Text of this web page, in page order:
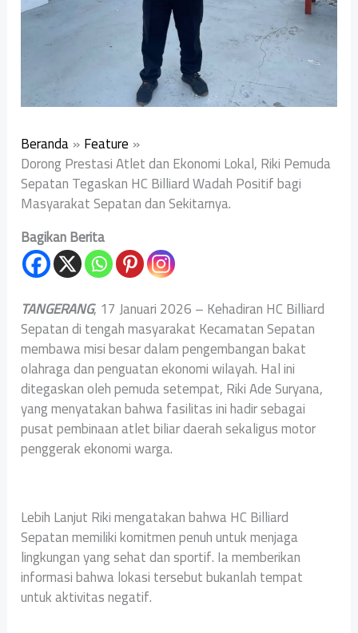
Beranda Feature
‎Dorong Prestasi Atlet dan Ekonomi Lokal, Riki Pemuda
Sepatan Tegaskan HC Billiard Wadah Positif bagi
Masyarakat Sepatan dan Sekitarnya.
Bagikan Berita
TANGERANG, 17 Januari 2026 – Kehadiran HC Billiard
Sepatan di tengah masyarakat Kecamatan Sepatan
membawa misi besar dalam pengembangan bakat
olahraga dan penguatan ekonomi wilayah. Hal ini
ditegaskan oleh pemuda setempat, Riki Ade Suryana,
yang menyatakan bahwa fasilitas ini hadir sebagai
pusat pembinaan atlet biliar daerah sekaligus motor
penggerak ekonomi warga.
‎Lebih Lanjut Riki mengatakan bahwa HC Billiard
Sepatan memiliki komitmen penuh untuk menjaga
lingkungan yang sehat dan sportif. Ia memberikan
informasi bahwa lokasi tersebut bukanlah tempat
untuk aktivitas negatif.